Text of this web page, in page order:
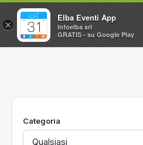
Home
Utilità
Categoria
×
Elba Eventi App
Infoelba srl
GRATIS - su Google Play